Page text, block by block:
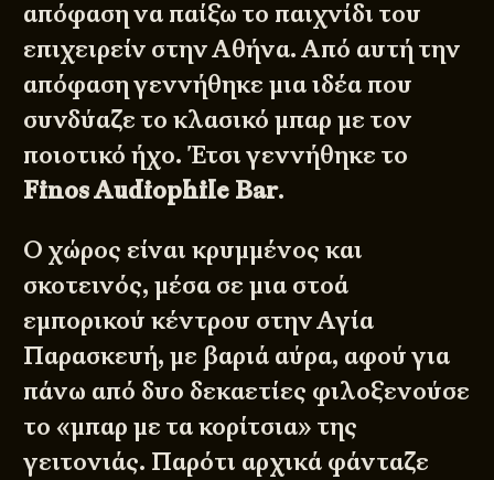
απόφαση να παίξω το παιχνίδι του
επιχειρείν στην Αθήνα. Από αυτή την
απόφαση γεννήθηκε μια ιδέα που
συνδύαζε το κλασικό μπαρ με τον
ποιοτικό ήχο. Έτσι γεννήθηκε το
Finos Audiophile Bar.
Ο χώρος είναι κρυμμένος και
σκοτεινός, μέσα σε μια στοά
εμπορικού κέντρου στην Αγία
Παρασκευή, με βαριά αύρα, αφού για
πάνω από δυο δεκαετίες φιλοξενούσε
το «μπαρ με τα κορίτσια» της
γειτονιάς. Παρότι αρχικά φάνταζε